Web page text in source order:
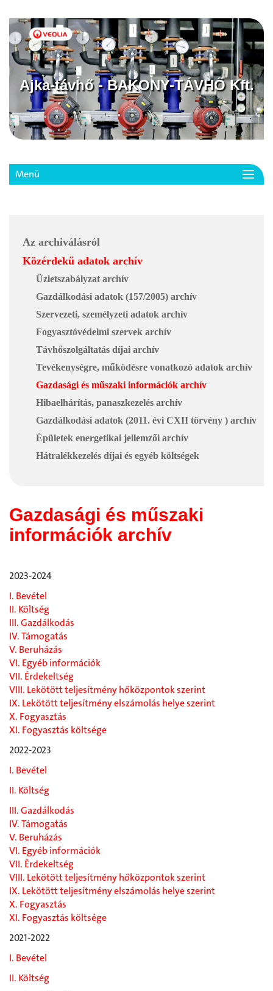
Ajka-távhő - BAKONY-TÁVHŐ Kft.
Menü
Az archiválásról
Közérdekű adatok archív
Üzletszabályzat archív
Gazdálkodási adatok (157/2005) archív
Szervezeti, személyzeti adatok archív
Fogyasztóvédelmi szervek archív
Távhőszolgáltatás díjai archív
Tevékenységre, működésre vonatkozó adatok archív
Gazdasági és műszaki információk archív
Hibaelhárítás, panaszkezelés archív
Gazdálkodási adatok (2011. évi CXII törvény ) archív
Épületek energetikai jellemzői archív
Hátralékkezelés díjai és egyéb költségek
Gazdasági és műszaki
információk archív
2023-2024
I. Bevétel
II. Költség
III. Gazdálkodás
IV. Támogatás
V. Beruházás
VI. Egyéb információk
VII. Érdekeltség
VIII. Lekötött teljesítmény hőközpontok szerint
IX. Lekötött teljesítmény elszámolás helye szerint
X. Fogyasztás
XI. Fogyasztás költsége
2022-2023
I. Bevétel
II. Költség
III. Gazdálkodás
IV. Támogatás
V. Beruházás
VI. Egyéb információk
VII. Érdekeltség
VIII. Lekötött teljesítmény hőközpontok szerint
IX. Lekötött teljesítmény elszámolás helye szerint
X. Fogyasztás
XI. Fogyasztás költsége
2021-2022
I. Bevétel
II. Költség